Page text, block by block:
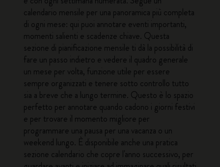
calendario mensile per una panoramica più completa
di ogni mese: qui puoi annotare eventi importanti,
momenti salienti e scadenze chiave. Questa
sezione di pianificazione mensile ti dà la possibilità di
fare un passo indietro e vedere il quadro generale
un mese per volta, funzione utile per essere
sempre organizzati e tenere sotto controllo tutto
sia a breve che a lungo termine. Questo è lo spazio
perfetto per annotare quando cadono i giorni festivi
e per trovare il momento migliore per
programmare una pausa per una vacanza o un
weekend lungo. È disponibile anche una pratica
sezione calendario che copre l'anno successivo, per